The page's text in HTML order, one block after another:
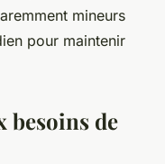
mineurs
pour maintenir
besoins de